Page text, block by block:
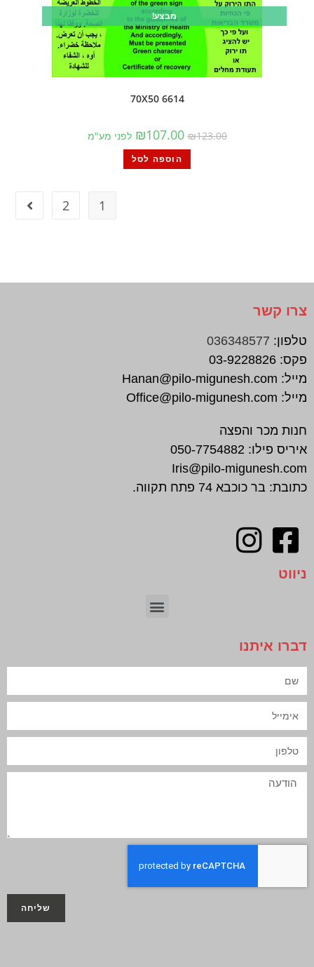
מבצע!
6614 70X50
₪123.00
₪107.00 לפני מע"מ
הוספה לסל
1
2
צרו קשר
טלפון: 036348577
פקס: 03-9228826
מייל: Hanan@pilo-migunesh.com
מייל: Office@pilo-migunesh.com
חנות מכר והפצה
איריס פילו: 050-7754882
Iris@pilo-migunesh.com
כתובת: בר כוכבא 74 פתח תקווה.
ניווט
דברו איתנו
שליחה